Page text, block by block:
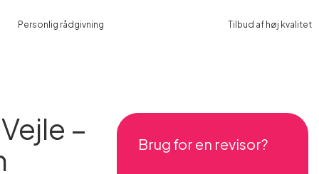
Personlig rådgivning Tilbud af høj kvalitet
–
Brug for en revisor?